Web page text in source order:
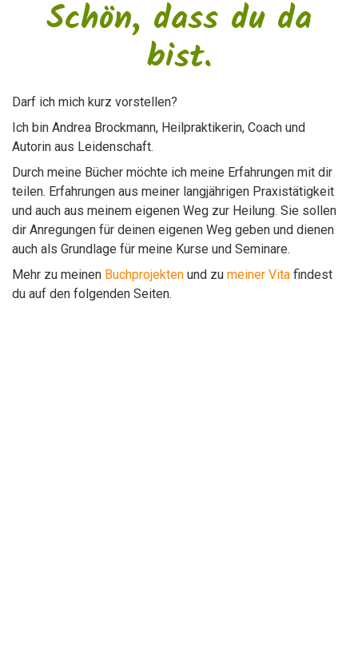
Schön, dass du da
bist.
​Darf ich mich kurz vorstellen?
​Ich bin Andrea Brockmann, Heilpraktikerin, Coach und
Autorin aus Leidenschaft.
Durch meine Bücher möchte ich meine Erfahrungen mit dir
teilen. Erfahrungen aus meiner langjährigen Praxistätigkeit
und auch aus meinem eigenen Weg zur Heilung. Sie sollen
dir Anregungen für deinen eigenen Weg geben und dienen
auch als Grundlage für meine Kurse und Seminare.
Mehr zu meinen Buchprojekten und zu meiner Vita findest
du auf den folgenden Seiten.